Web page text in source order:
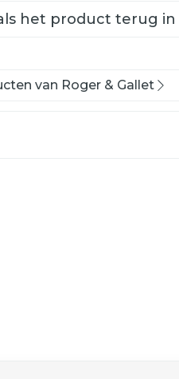
het product terug in
van Roger & Gallet